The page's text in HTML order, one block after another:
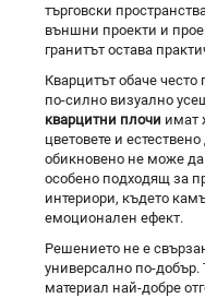
търговски
външни проекти и
гранитът остава
Кварцитът обаче често
по-силно визуално
кварцитни плочи имат
цветовете и
обикновено не може
особено подходящ за
интериори, където
емоционален ефект.
Решението не е
универсално по-добър.
материал най-добре